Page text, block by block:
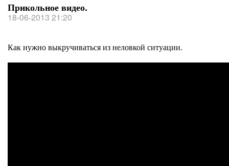
Прикольное видео.
18-06-2013 21:20
Как нужно выкручиваться из неловкой ситуации.